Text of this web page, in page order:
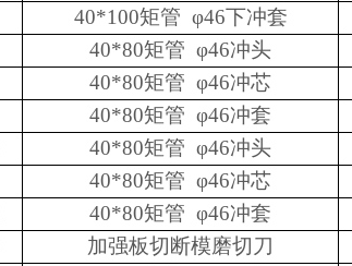
40*100矩管 φ46下冲套
40*80矩管 φ46冲头
40*80矩管 φ46冲芯
40*80矩管 φ46冲套
40*80矩管 φ46冲头
40*80矩管 φ46冲芯
40*80矩管 φ46冲套
加强板切断模磨切刀